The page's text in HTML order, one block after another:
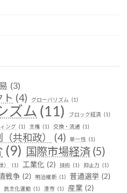
(3)
ト (4) グローバリズム (1)
ズム (11) ブロック経済 (1)
ング (1) 主権 (1) 交換・流通 (1)
共和政） (4) 単一性 (1)
(9) 国際市場経済 (5)
） (1) 工業化 (2) 技術 (1) 抑止力 (1)
戦争 (2) 明治維新 (1) 普通選挙 (2)
民主化運動 (1) 港市 (1) 産業 (2)